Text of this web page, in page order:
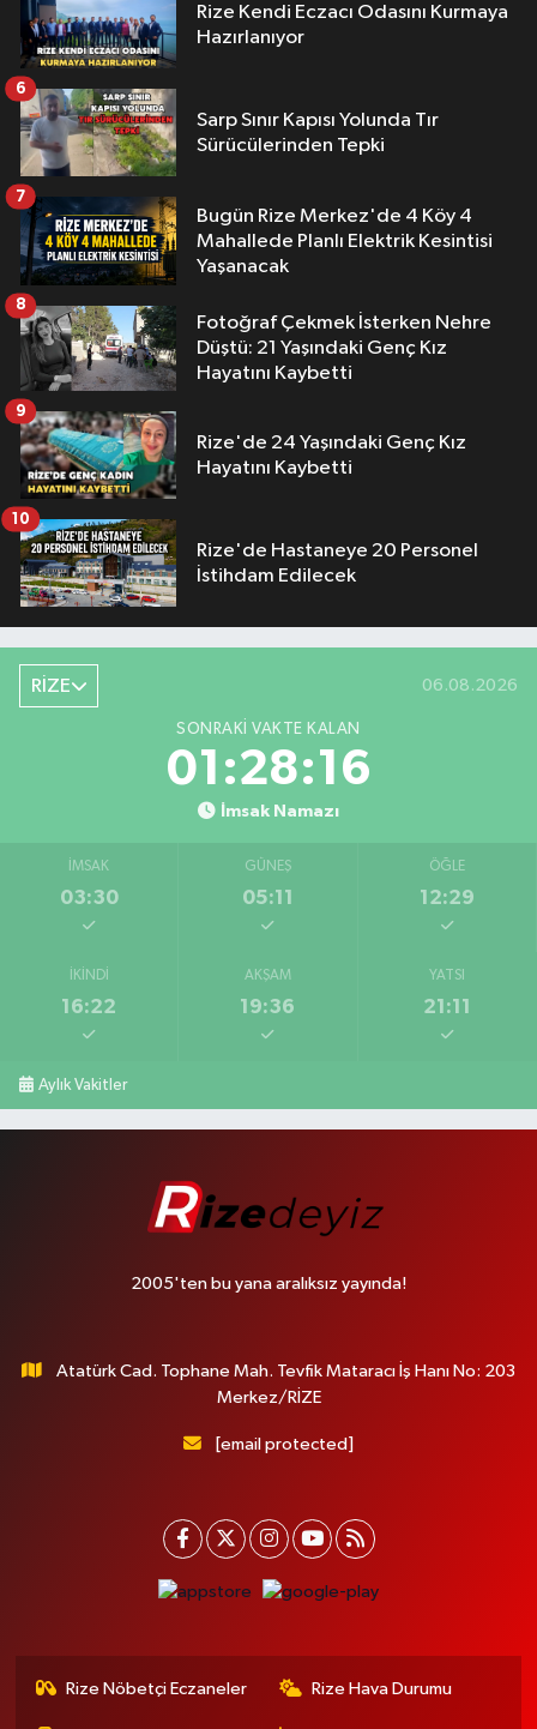
Rize Kendi Eczacı Odasını Kurmaya
Hazırlanıyor
Sarp Sınır Kapısı Yolunda Tır
Sürücülerinden Tepki
6
Bugün Rize Merkez'de 4 Köy 4
Mahallede Planlı Elektrik Kesintisi
Yaşanacak
7
Fotoğraf Çekmek İsterken Nehre
Düştü: 21 Yaşındaki Genç Kız
Hayatını Kaybetti
8
Rize'de 24 Yaşındaki Genç Kız
Hayatını Kaybetti
9
Rize'de Hastaneye 20 Personel
İstihdam Edilecek
10
RİZE 06.08.2026
SONRAKI VAKTE KALAN
01:28:15
İmsak Namazı
İMSAK
03:30
GÜNEŞ
05:11
ÖĞLE
12:29
İKINDI
16:22
AKŞAM
19:36
YATSI
21:11
Aylık Vakitler
2005'ten bu yana aralıksız yayında!
Atatürk Cad. Tophane Mah. Tevfik Mataracı İş Hanı No: 203
Merkez/RİZE
[email protected]
Rize Nöbetçi Eczaneler Rize Hava Durumu